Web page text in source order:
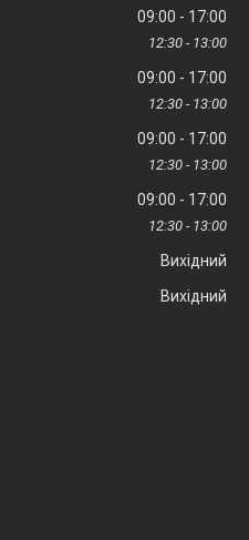
09:00 17:00
12:30 13:00
09:00 17:00
12:30 13:00
09:00 17:00
12:30 13:00
09:00 17:00
12:30 13:00
Вихідний
Вихідний